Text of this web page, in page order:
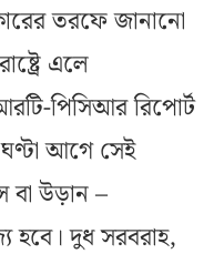
তরফে জানানো
এলে
পিসিআর রিপোর্ট
ঘণ্টা আগে সেই
বা উড়ান –
হবে। দুধ সরবরাহ,